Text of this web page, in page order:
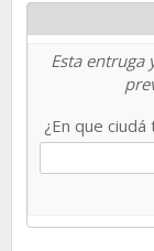
Esta entruga
¿En que